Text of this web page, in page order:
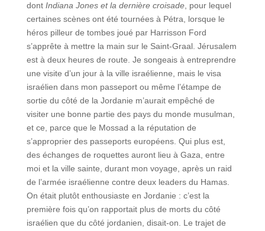
dont Indiana Jones et la dernière croisade, pour lequel
certaines scènes ont été tournées à Pétra, lorsque le
héros pilleur de tombes joué par Harrisson Ford
s’apprête à mettre la main sur le Saint-Graal. Jérusalem
est à deux heures de route. Je songeais à entreprendre
une visite d’un jour à la ville israélienne, mais le visa
israélien dans mon passeport ou même l’étampe de
sortie du côté de la Jordanie m’aurait empêché de
visiter une bonne partie des pays du monde musulman,
et ce, parce que le Mossad a la réputation de
s’approprier des passeports européens. Qui plus est,
des échanges de roquettes auront lieu à Gaza, entre
moi et la ville sainte, durant mon voyage, après un raid
de l’armée israélienne contre deux leaders du Hamas.
On était plutôt enthousiaste en Jordanie : c’est la
première fois qu’on rapportait plus de morts du côté
israélien que du côté jordanien, disait-on. Le trajet de